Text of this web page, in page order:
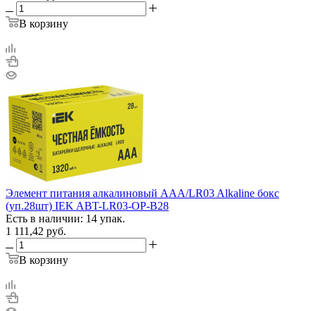
В корзину
Элемент питания алкалиновый AAA/LR03 Alkaline бокс
(уп.28шт) IEK ABT-LR03-OP-B28
Есть в наличии: 14 упак.
1 111,42 руб.
В корзину